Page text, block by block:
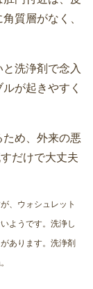
質層がなく、
洗浄剤で念入
が起きやすく
め、外来の悪
だけで大丈夫
、ウォシュレット
ようです。洗浄し
あります。洗浄剤